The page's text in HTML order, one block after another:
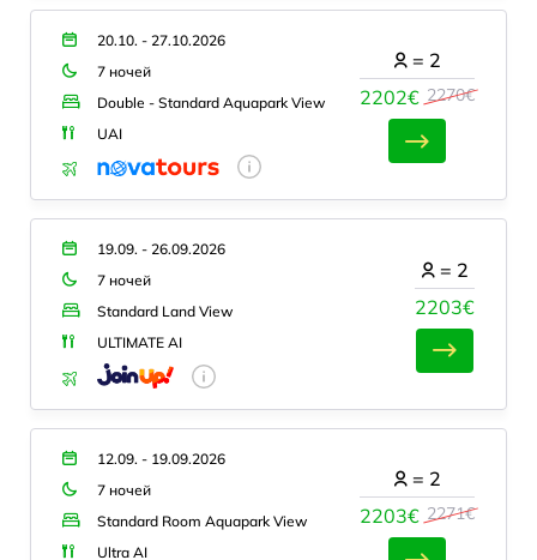
20.10. - 27.10.2026
7 ночей
Double - Standard Aquapark View
UAI
2202€ 2270€
= 2
19.09. - 26.09.2026
7 ночей
Standard Land View
ULTIMATE AI
2203€
= 2
12.09. - 19.09.2026
7 ночей
Standard Room Aquapark View
Ultra AI
2203€ 2271€
= 2